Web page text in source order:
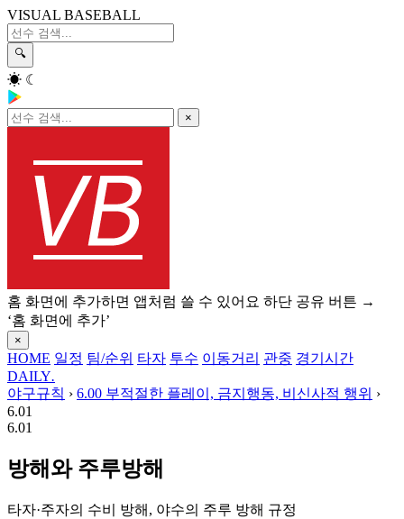
VISUAL BASEBALL
🔍
☀ ☾
×
홈 화면에 추가하면 앱처럼 쓸 수 있어요 하단 공유 버튼 →
‘홈 화면에 추가’
×
HOME 일정 팀/순위 타자 투수 이동거리 관중 경기시간
DAILY.
야구규칙 › 6.00 부적절한 플레이, 금지행동, 비신사적 행위 ›
6.01
6.01
방해와 주루방해
타자·주자의 수비 방해, 야수의 주루 방해 규정